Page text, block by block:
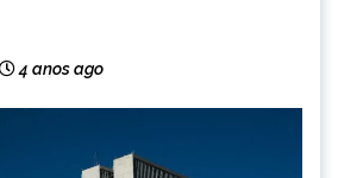
4 anos ago